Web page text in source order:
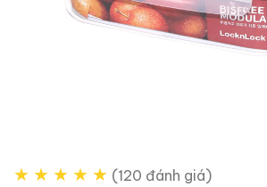
★ ★ ★ ★ ★ (120 đánh giá)